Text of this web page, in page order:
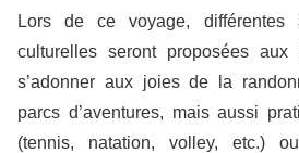
Lors de ce voyage, différentes
culturelles seront proposées
s’adonner aux joies de la
parcs d’aventures, mais aussi
(tennis, natation, volley, etc.)